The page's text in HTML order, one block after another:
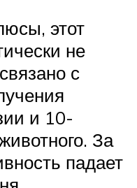
этот
не
с
и 10-
За
падает